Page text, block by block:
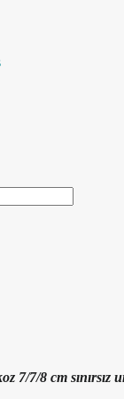
7/7/8 cm sınırsız